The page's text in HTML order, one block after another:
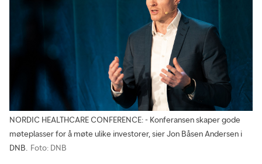
NORDIC HEALTHCARE CONFERENCE: - Konferansen skaper gode
møteplasser for å møte ulike investorer, sier Jon Båsen Andersen i
DNB. Foto: DNB